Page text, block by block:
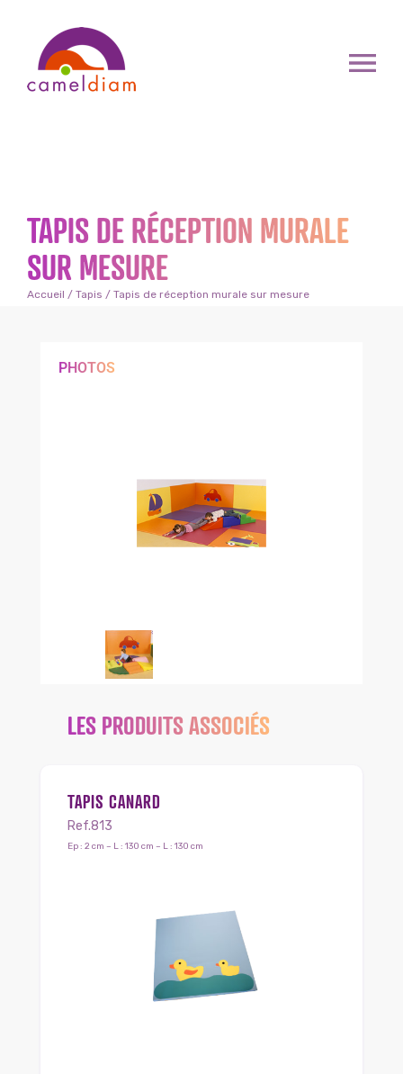
TAPIS DE RÉCEPTION MURALE
SUR MESURE
Accueil / Tapis / Tapis de réception murale sur mesure
PHOTOS
LES PRODUITS ASSOCIÉS
TAPIS CANARD
Ref.813
Ep : 2 cm – L : 130 cm – L : 130 cm